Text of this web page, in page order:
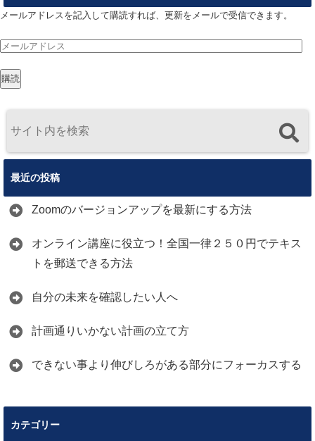
メールアドレスを記入して購読すれば、更新をメールで受信できます。
メ
ル
ド
購読
最近の投稿
Zoomのバージョンアップを最新にする方法
オンライン講座に役立つ！全国一律２５０円でテキス
トを郵送できる方法
自分の未来を確認したい人へ
計画通りいかない計画の立て方
できない事より伸びしろがある部分にフォーカスする
カテゴリー